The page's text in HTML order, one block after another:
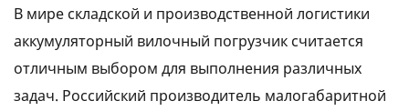
В мире складской и производственной логистики
аккумуляторный вилочный погрузчик считается
отличным выбором для выполнения различных
задач. Российский производитель малогабаритной